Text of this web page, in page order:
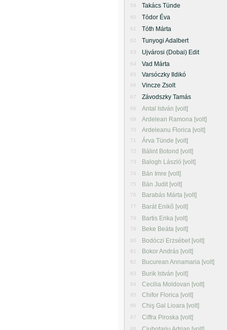
59 Takács Tünde
60 Tódor Éva
61 Tóth Márta
62 Tunyogi Adalbert
63 Ujvárosi (Dobai) Edit
64 Vad Márta
65 Varsóczky Ildikó
66 Vincze Zsolt
67 Závodszky Tamás
68 Antal István [volt]
69 Ardelean Ramona [volt]
70 Ardeleanu Florica [volt]
71 Árva Tünde [volt]
72 Bálint Botond [volt]
73 Balogh László [volt]
74 Bán Imre [volt]
75 Bán Judit [volt]
76 Barabás Márta [volt]
77 Barát Enikõ [volt]
78 Bartis Erika [volt]
79 Beke Beáta [volt]
80 Bodóczi Erzsébet [volt]
81 Bokor András [volt]
82 Bucurean Annamaria [volt]
83 Burik István [volt]
84 Cecilia Moldovan [volt]
85 Chifor Florica [volt]
86 Chiş Gal Lioara [volt]
87 Ciffra Piroska [volt]
88